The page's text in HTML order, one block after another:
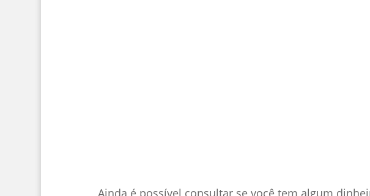
Ainda é possível consultar se você tem algum